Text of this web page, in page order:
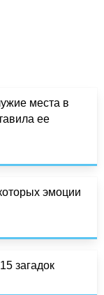
места в
ее
эмоции
загадок